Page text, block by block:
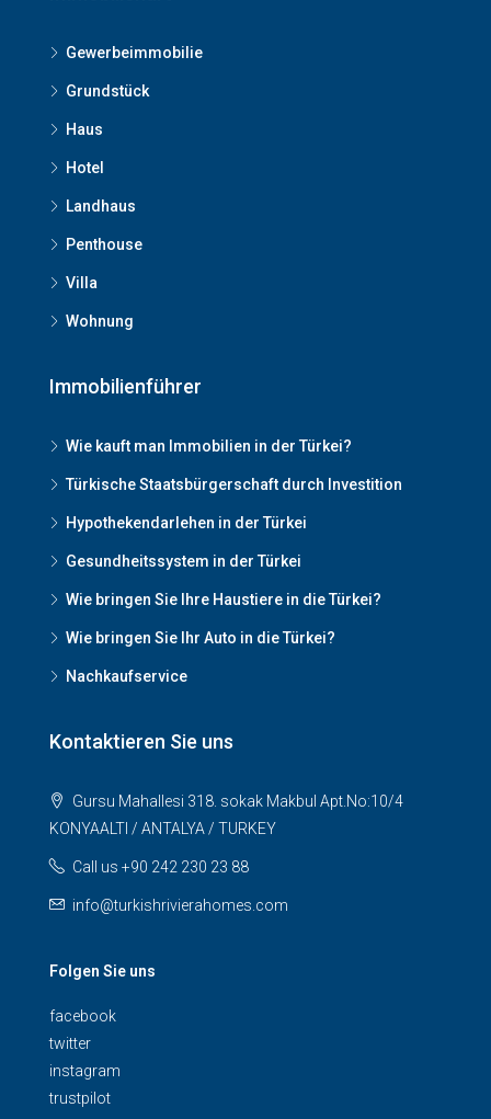
Gewerbeimmobilie
Grundstück
Haus
Hotel
Landhaus
Penthouse
Villa
Wohnung
Immobilienführer
Wie kauft man Immobilien in der Türkei?
Türkische Staatsbürgerschaft durch Investition
Hypothekendarlehen in der Türkei
Gesundheitssystem in der Türkei
Wie bringen Sie Ihre Haustiere in die Türkei?
Wie bringen Sie Ihr Auto in die Türkei?
Nachkaufservice
Kontaktieren Sie uns
Gursu Mahallesi 318. sokak Makbul Apt.No:10/4
KONYAALTI / ANTALYA / TURKEY
Call us +90 242 230 23 88
info@turkishrivierahomes.com
Folgen Sie uns
facebook
twitter
instagram
trustpilot